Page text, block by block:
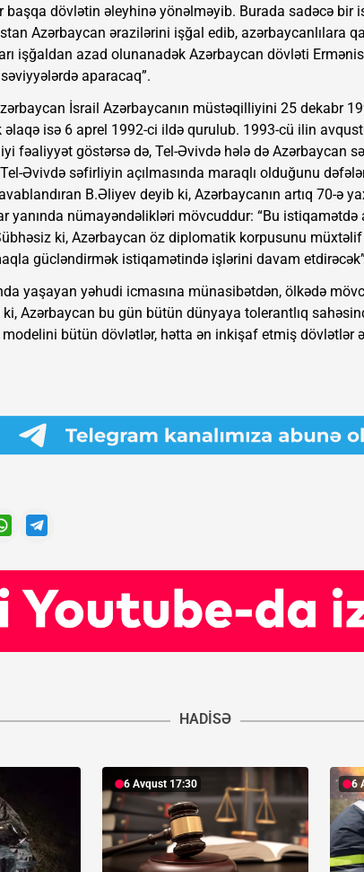
başqa dövlətin əleyhinə yönəlməyib. Burada sadəcə bir
Azərbaycan ərazilərini işğal edib, azərbaycanlılara
işğaldan azad olunanadək Azərbaycan dövləti
aparacaq”.
İsrail Azərbaycanın müstəqilliyini 25 dekabr
əlaqə isə 6 aprel 1992-ci ildə qurulub. 1993-cü ilin
fəaliyyət göstərsə də, Tel-Əvivdə hələ də Azərbaycan
Əvivdə səfirliyin açılmasında maraqlı olduğunu
B.Əliyev deyib ki, Azərbaycanın artıq 70-ə
yanında nümayəndəlikləri mövcuddur: “Bu istiqamətdə
ki, Azərbaycan öz diplomatik korpusunu
gücləndirmək istiqamətində işlərini davam
yaşayan yəhudi icmasına münasibətdən, ölkədə
Azərbaycan bu gün bütün dünyaya tolerantlıq
modelini bütün dövlətlər, hətta ən inkişaf etmiş dövlətlər
HADISƏ
6 Avqust 17:30 6